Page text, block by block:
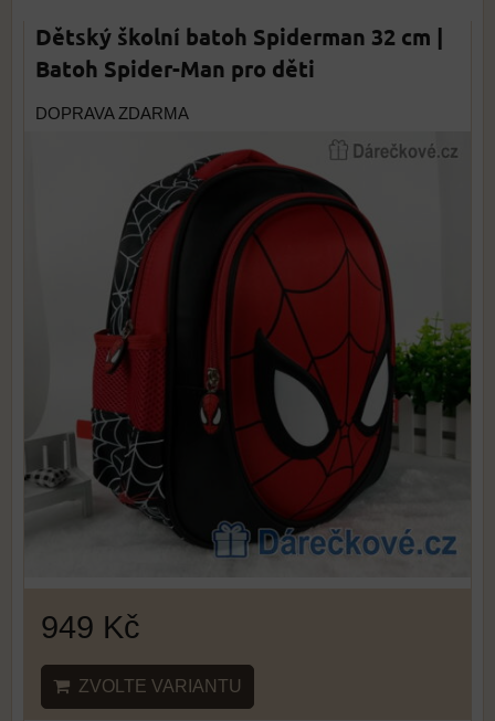
Dětský školní batoh Spiderman 32 cm |
Batoh Spider-Man pro děti
DOPRAVA ZDARMA
949 Kč
ZVOLTE VARIANTU